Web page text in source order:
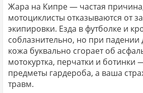
Жара на Кипре — частая
мотоциклисты отказываются от
экипировки. Езда в футболке и
соблазнительно, но при
кожа буквально сгорает об
мотокуртка, перчатки и ботинки
предметы гардероба, а ваша
травм.